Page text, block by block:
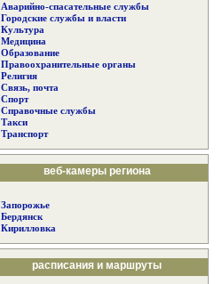
Аварийно-спасательные службы
Городские службы и власти
Культура
Медицина
Образование
Правоохранительные органы
Религия
Связь, почта
Спорт
Справочные службы
Такси
Транспорт
веб-камеры региона
Запорожье
Бердянск
Кирилловка
расписания и маршруты